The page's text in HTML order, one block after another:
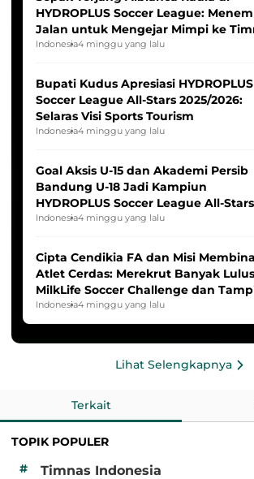
HYDROPLUS Soccer League:
Jalan untuk Mengejar Mimpi ke
Indonesia Putri
Indonesia4 minggu yang lalu
Bupati Kudus Apresiasi HYDROPLUS
Soccer League All-Stars 2025/2026:
Selaras Visi Sports Tourism
Indonesia4 minggu yang lalu
Goal Aksis U-15 dan Akademi Persib
Bandung U-18 Jadi Kampiun
HYDROPLUS Soccer League All-Stars
2025/2026
Indonesia4 minggu yang lalu
Cipta Cendikia FA dan Misi Membina
Atlet Cerdas: Merekrut Banyak
MilkLife Soccer Challenge dan
HYDROPLUS Soccer League
Indonesia4 minggu yang lalu
Lihat Selengkapnya
Terkait
TOPIK POPULER
#
Timnas Indonesia